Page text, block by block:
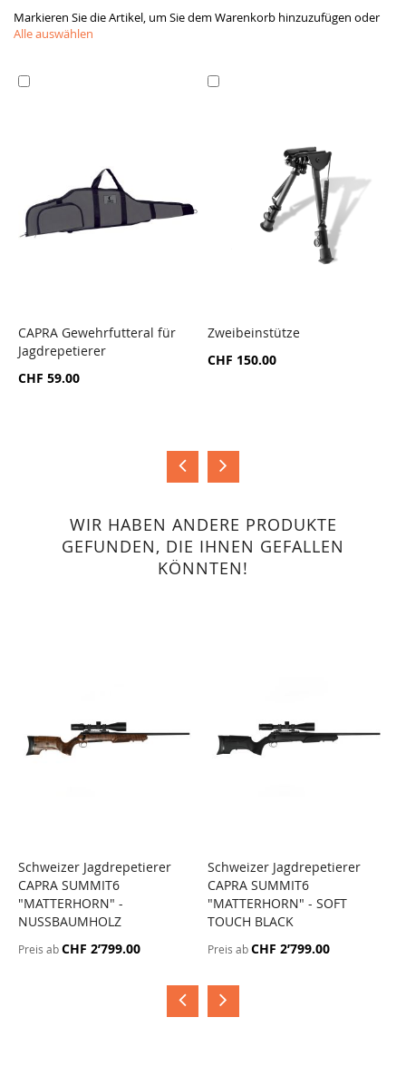
Markieren Sie die Artikel, um Sie dem Warenkorb hinzuzufügen oder
Alle auswählen
ZUR
VERGLEICHSLISTE
CAPRA Gewehrfutteral für
Jagdrepetierer
CHF 59.00
ZUR
Zweibeinstütze
CHF 150.00
WIR HABEN ANDERE PRODUKTE
GEFUNDEN, DIE IHNEN GEFALLEN
KÖNNTEN!
Schweizer Jagdrepetierer
CAPRA SUMMIT6
"MATTERHORN" -
NUSSBAUMHOLZ
Preis abCHF 2’799.00
Schweizer Jagdrepetierer
CAPRA SUMMIT6
"MATTERHORN" - SOFT
TOUCH BLACK
Preis abCHF 2’799.00